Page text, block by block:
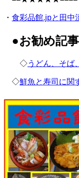
・ 食彩品館.jpと田中
●お勧め記事
◇うどん、そば
◇鮮魚と寿司に関